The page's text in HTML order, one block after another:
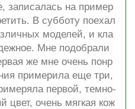
записалась на пример
В субботу поехал
моделей, и кла
Мне подобрали
же мне очень понр
примерила еще три,
первой, темно-
цвет, очень мягкая кож